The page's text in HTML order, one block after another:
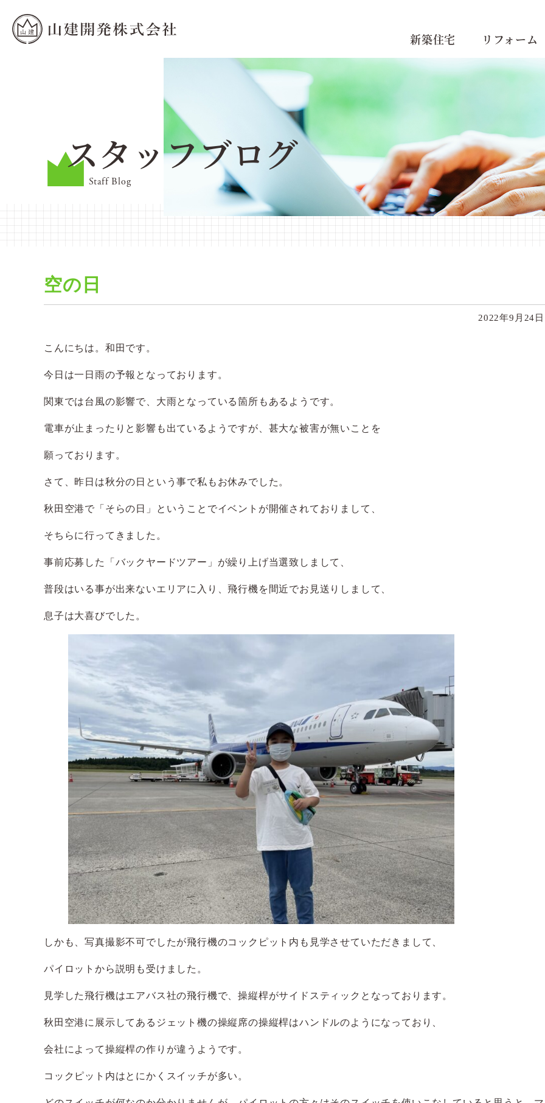
新築住宅 リフォーム
スタッフブログ
Staff Blog
空の日
2022年9月24
こんにちは。和田です。
今日は一日雨の予報となっております。
関東では台風の影響で、大雨となっている箇所もあるようです。
電車が止まったりと影響も出ているようですが、甚大な被害が無いことを
願っております。
さて、昨日は秋分の日という事で私もお休みでした。
秋田空港で「そらの日」ということでイベントが開催されておりまして、
そちらに行ってきました。
事前応募した「バックヤードツアー」が繰り上げ当選致しまして、
普段はいる事が出来ないエリアに入り、飛行機を間近でお見送りしまして、
息子は大喜びでした。
しかも、写真撮影不可でしたが飛行機のコックピット内も見学させていただきまして、
パイロットから説明も受けました。
見学した飛行機はエアバス社の飛行機で、操縦桿がサイドスティックとなっております。
秋田空港に展示してあるジェット機の操縦席の操縦桿はハンドルのようになっており、
会社によって操縦桿の作りが違うようです。
コックピット内はとにかくスイッチが多い。